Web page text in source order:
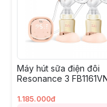
Máy hút sữa điện đôi
Resonance 3
1.185.000đ